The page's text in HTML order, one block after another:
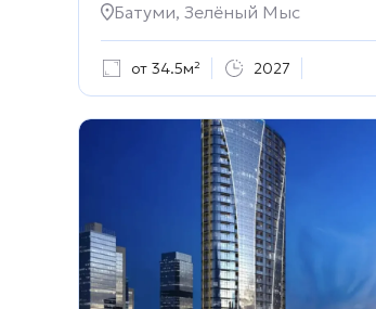
Батуми, Зелёный Мыс
от 34.5м² 2027